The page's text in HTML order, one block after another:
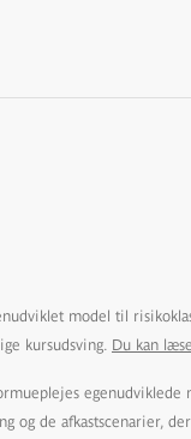
model til
kursudsving. Du kan
og de afkastscenarier,